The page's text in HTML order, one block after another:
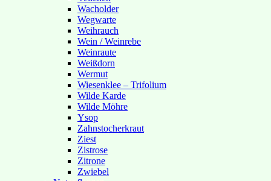
Wacholder
Wegwarte
Weihrauch
Wein / Weinrebe
Weinraute
Weißdorn
Wermut
Wiesenklee – Trifolium
Wilde Karde
Wilde Möhre
Ysop
Zahnstocherkraut
Ziest
Zistrose
Zitrone
Zwiebel